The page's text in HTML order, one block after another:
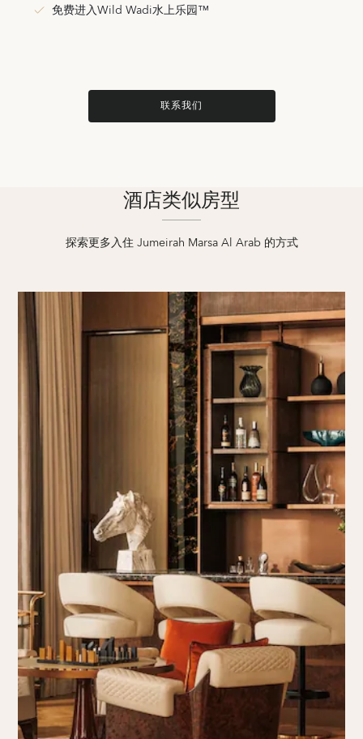
免费进入Wild Wadi水上乐园™
联系我们
酒店类似房型
探索更多入住 Jumeirah Marsa Al Arab 的方式